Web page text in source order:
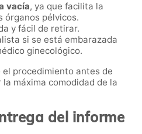
vacía, ya que facilita la
órganos pélvicos.
y fácil de retirar.
si se está embarazada
ginecológico.
procedimiento antes de
máxima comodidad de la
del informe